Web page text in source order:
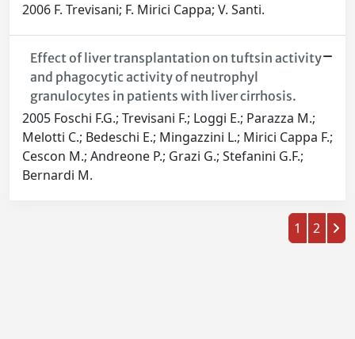
2006 F. Trevisani; F. Mirici Cappa; V. Santi.
Effect of liver transplantation on tuftsin activity
and phagocytic activity of neutrophyl
granulocytes in patients with liver cirrhosis.
2005 Foschi F.G.; Trevisani F.; Loggi E.; Parazza M.;
Melotti C.; Bedeschi E.; Mingazzini L.; Mirici Cappa F.;
Cescon M.; Andreone P.; Grazi G.; Stefanini G.F.;
Bernardi M.
1 2